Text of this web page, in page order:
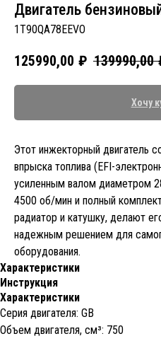
Двигатель
1T90QA78EEVO
125990,00 ₽ 139990,00
Хочу
Этот инжекторный двигатель
впрыска топлива (EFI-
усиленным валом диаметром
4500 об/мин и полный
радиатор и катушку, делают
надежным решением для
оборудования.
Характеристики
Инструкция
Характеристики
Серия двигателя: GB
Объем двигателя, cм³: 750